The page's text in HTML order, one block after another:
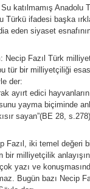
katılmamış Anadolu
Türkü ifadesi başka
eden siyaset
Fazıl Türk
tür bir milliyetçiliği
der:
ayırt edici
yayma biçiminde
sayan”(BE 28, s.278)
Fazıl, iki temel değeri
milliyetçilik
yazı ve
Bugün bazı Necip